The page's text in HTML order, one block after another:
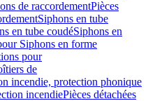
de raccordementPièces
Siphons en tube
en tube coudéSiphons en
Siphons en forme
pour
de
incendie, protection phonique
incendiePièces détachées